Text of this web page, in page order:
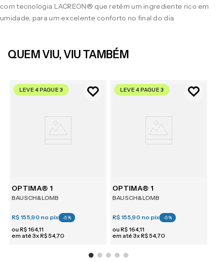
com tecnologia LACREON® que retém um ingrediente rico em
umidade, para um excelente conforto no final do dia.
QUEM VIU, VIU TAMBÉM
LEVE 4 PAGUE 3
OPTIMA® 1
BAUSCH&LOMB
R$ 155,90 no pix -5%
ou R$ 164,11
em até 3xR$ 54,70
LEVE 4 PAGUE 3
OPTIMA® 1
BAUSCH&LOMB
R$ 155,90 no pix -5%
ou R$ 164,11
em até 3xR$ 54,70